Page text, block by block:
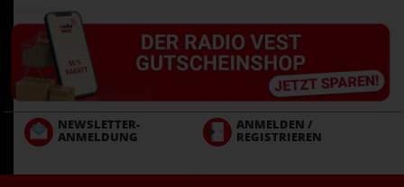
zum
Inhalt
NEWSLETTER-
ANMELDUNG
ANMELDEN /
REGISTRIEREN